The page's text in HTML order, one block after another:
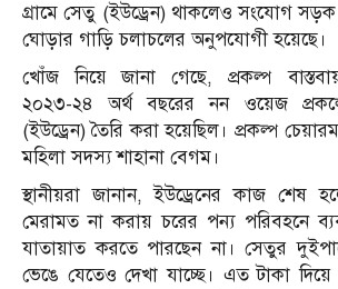
গ্রামে সেতু (ইউড্রেন) থাকলেও সংযোগ সড়ক
ঘোড়ার গাড়ি চলাচলের অনুপযোগী হয়েছে।
খোঁজ নিয়ে জানা গেছে, প্রকল্প
২০২৩-২৪ অর্থ বছরের নন ওয়েজ
(ইউড্রেন) তৈরি করা হয়েছিল। প্রকল্প
মহিলা সদস্য শাহানা বেগম।
স্থানীয়রা জানান, ইউড্রেনের কাজ
মেরামত না করায় চরের পন্য পরিবহনে
যাতায়াত করতে পারছেন না। সেতুর
ভেঙে যেতেও দেখা যাচ্ছে। এত টাকা